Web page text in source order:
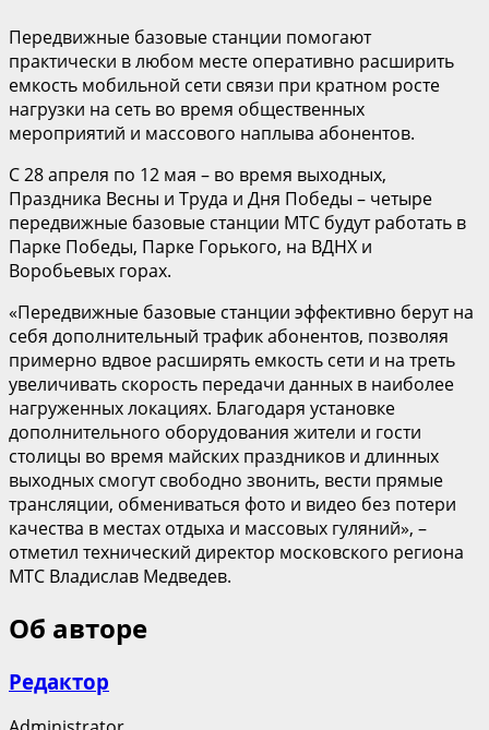
Передвижные базовые станции помогают
практически в любом месте оперативно расширить
емкость мобильной сети связи при кратном росте
нагрузки на сеть во время общественных
мероприятий и массового наплыва абонентов.
С 28 апреля по 12 мая – во время выходных,
Праздника Весны и Труда и Дня Победы – четыре
передвижные базовые станции МТС будут работать в
Парке Победы, Парке Горького, на ВДНХ и
Воробьевых горах.
«Передвижные базовые станции эффективно берут на
себя дополнительный трафик абонентов, позволяя
примерно вдвое расширять емкость сети и на треть
увеличивать скорость передачи данных в наиболее
нагруженных локациях. Благодаря установке
дополнительного оборудования жители и гости
столицы во время майских праздников и длинных
выходных смогут свободно звонить, вести прямые
трансляции, обмениваться фото и видео без потери
качества в местах отдыха и массовых гуляний», –
отметил технический директор московского региона
МТС Владислав Медведев.
Об авторе
Редактор